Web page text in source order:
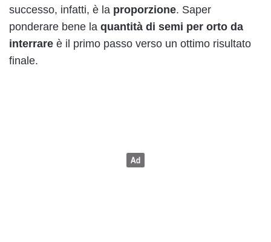
successo, infatti, è la proporzione. Saper
ponderare bene la quantità di semi per orto da
interrare è il primo passo verso un ottimo risultato
finale.